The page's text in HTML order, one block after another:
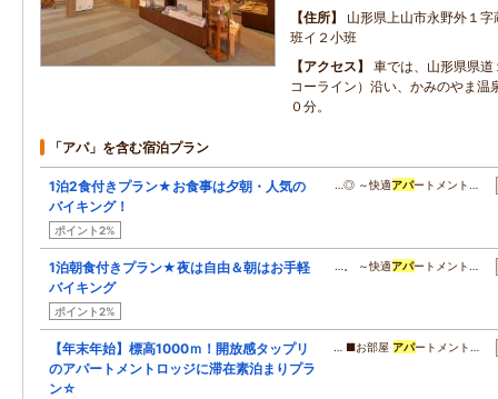
住所
山形県上山市永野外１
班イ２小班
アクセス
車では、山形県県
コーライン）沿い、かみのやま温
０分。
「アパ」を含む宿泊プラン
1泊2食付きプラン★お食事は夕朝・人気の
バイキング！
ポイント2%
…◎ ～快適アパートメント…
1泊朝食付きプラン★夜は自由＆朝はお手軽
バイキング
ポイント2%
…。 ～快適アパートメント…
【年末年始】標高1000ｍ！開放感タップリ
のアパートメントロッジに滞在素泊まりプラ
ン☆
… ■お部屋 アパートメント…